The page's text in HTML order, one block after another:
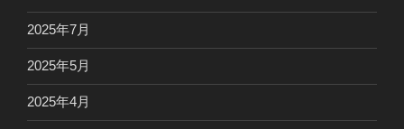
2025年7月
2025年5月
2025年4月